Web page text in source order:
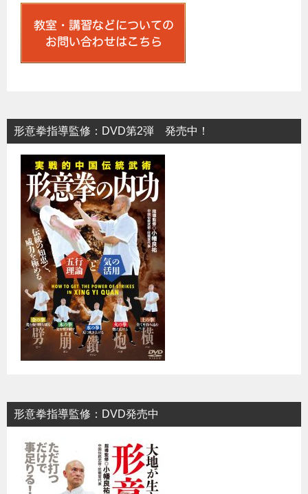
形意拳指導監修：DVD第2弾 発売中！
形意拳指導監修：DVD発売中